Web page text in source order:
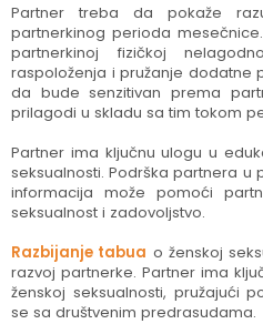
Partner treba da pokaže
partnerkinog perioda
partnerkinoj fizičkoj
raspoloženja i pružanje dodatne
da bude senzitivan prema
prilagodi u skladu sa tim tokom
Partner ima ključnu ulogu u
seksualnosti. Podrška partnera u
informacija može pomoći
seksualnost i zadovoljstvo.
Razbijanje tabua o ženskoj
razvoj partnerke. Partner ima
ženskoj seksualnosti, pružajući
se sa društvenim predrasudama.